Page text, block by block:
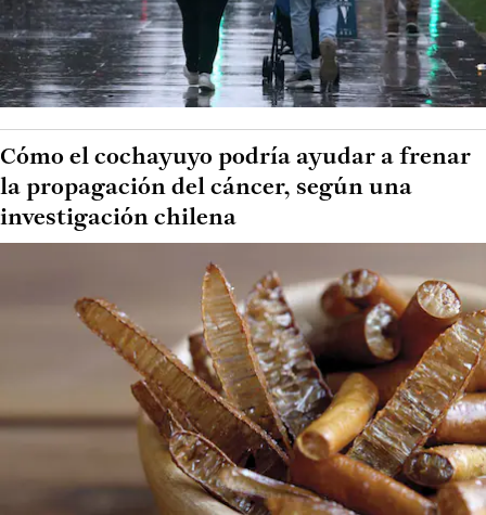
Cómo el cochayuyo podría ayudar a frenar
la propagación del cáncer, según una
investigación chilena